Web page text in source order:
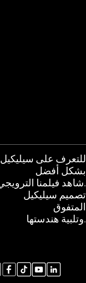
للتعرف على سيليكيل
بشكل أفضل
شاهد فيلمنا الترويجي.
تصميم سيليكيل
المتفوق
وتلبية هندستها.